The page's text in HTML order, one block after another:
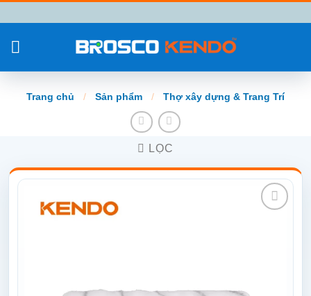
đến
nội
Trang chủ / Sản phẩm / Thợ xây dựng & Trang Trí
LỌC